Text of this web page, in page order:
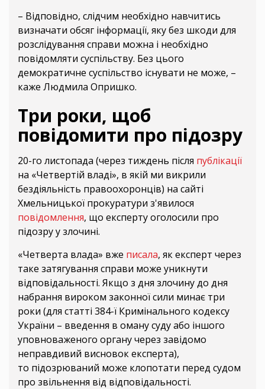
– Відповідно, слідчим необхідно навчитись
визначати обсяг інформації, яку без шкоди для
розслідування справи можна і необхідно
повідомляти суспільству. Без цього
демократичне суспільство існувати не може, –
каже Людмила Опришко.
Три роки, щоб
повідомити про підозру
20-го листопада (через тиждень після публікації
на «Четвертій владі», в якій ми викрили
бездіяльність правоохоронців) на сайті
Хмельницької прокуратури з'явилося
повідомлення, що експерту оголосили про
підозру у злочині.
«Четверта влада» вже писала, як експерт через
таке затягування справи може уникнути
відповідальності. Якщо з дня злочину до дня
набрання вироком законної сили минає три
роки (для статті 384-ї Кримінального кодексу
України – введення в оману суду або іншого
уповноваженого органу через завідомо
неправдивий висновок експерта),
то підозрюваний може клопотати перед судом
про звільнення від відповідальності.